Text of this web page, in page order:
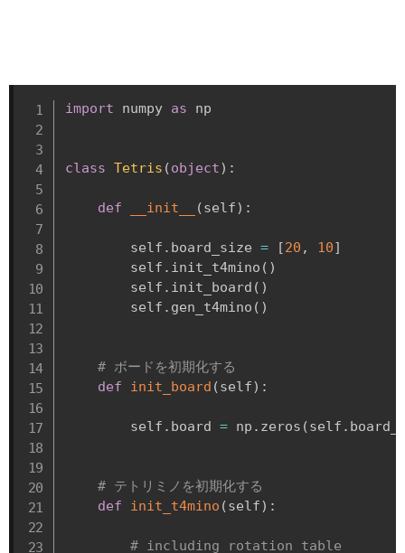
import numpy as np
class Tetris (object) :
def __init__ (self) :
        self
. board_size = [20 , 10]
        self
. init_t4mino ( )
        self
. init_board ( )
        self
. gen_t4mino ( )
# ボードを初期化する
def
init_board (self) :
        self
. board = np . zeros (self .
# テトリミノを初期化する
def
init_t4mino (self) :
# including rotation table